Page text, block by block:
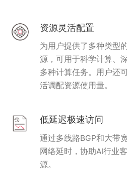
资源灵活配置
为用户提供了多种类型
源，可用于科学计算、
多种计算任务。用户还
活调配资源使用量。
低延迟极速访问
通过多线路BGP和大带
网络延时，协助AI行业
源。